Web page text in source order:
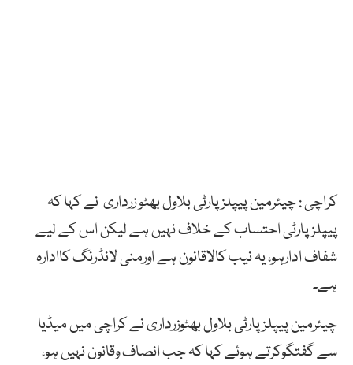
کراچی : چیئرمین پیپلزپارٹی بلاول بھٹو زرداری نے کہا کہ
پیپلزپارٹی احتساب کے خلاف نہیں ہے لیکن اس کے لیے
شفاف ادارہو، یہ نیب کالاقانون ہے اورمنی لانڈرنگ کاادارہ
ہے۔
چیئرمین پیپلزپارٹی بلاول بھٹوزرداری نے کراچی میں میڈیا
سے گفتگوکرتے ہوئے کہا کہ جب انصاف وقانون نہیں ہو،